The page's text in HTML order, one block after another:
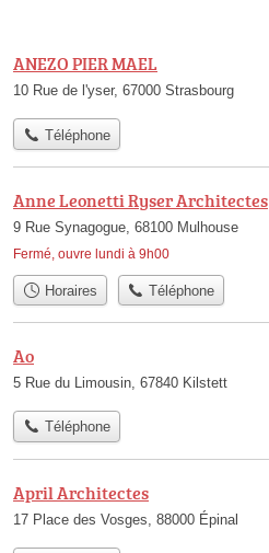
ANEZO PIER MAEL
10 Rue de l'yser, 67000 Strasbourg
Téléphone
Anne Leonetti Ryser Architectes
9 Rue Synagogue, 68100 Mulhouse
Fermé, ouvre lundi à 9h00
Horaires Téléphone
Ao
5 Rue du Limousin, 67840 Kilstett
Téléphone
April Architectes
17 Place des Vosges, 88000 Épinal